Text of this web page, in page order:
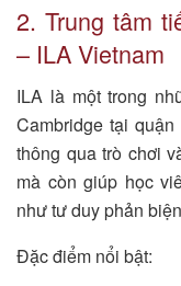
2. Trung tâm
– ILA Vietnam
ILA là một trong
Cambridge tại
thông qua trò chơi
mà còn giúp học
như tư duy phản
Đặc điểm nổi bật: